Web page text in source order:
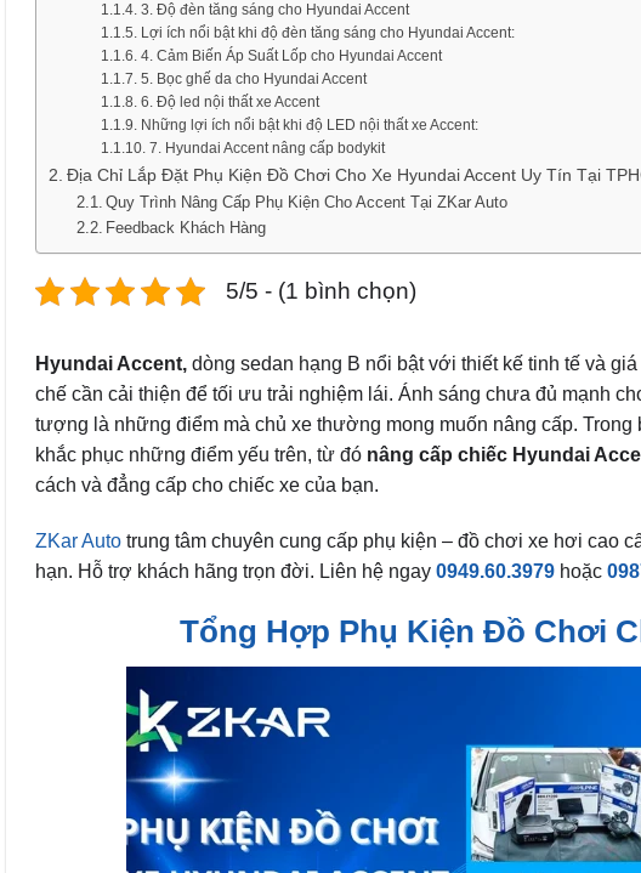
3. Độ đèn tăng sáng cho Hyundai Accent
Lợi ích nổi bật khi độ đèn tăng sáng cho Hyundai Accent:
4. Cảm Biến Áp Suất Lốp cho Hyundai Accent
5. Bọc ghế da cho Hyundai Accent
6. Độ led nội thất xe Accent
Những lợi ích nổi bật khi độ LED nội thất xe Accent:
7. Hyundai Accent nâng cấp bodykit
Địa Chỉ Lắp Đặt Phụ Kiện Đồ Chơi Cho Xe Hyundai Accent Uy Tín Tại
Quy Trình Nâng Cấp Phụ Kiện Cho Accent Tại ZKar Auto
Feedback Khách Hàng
5/5 - (1 bình chọn)
Hyundai Accent, dòng sedan hạng B nổi bật với thiết kế tinh tế và
chế cần cải thiện để tối ưu trải nghiệm lái. Ánh sáng chưa đủ mạnh
tượng là những điểm mà chủ xe thường mong muốn nâng cấp.
khắc phục những điểm yếu trên, từ đó nâng cấp chiếc Hyundai
cách và đẳng cấp cho chiếc xe của bạn.
ZKar Auto trung tâm chuyên cung cấp phụ kiện – đồ chơi xe hơi cao
hạn. Hỗ trợ khách hãng trọn đời. Liên hệ ngay 0949.60.3979 hoặc
Tổng Hợp Phụ Kiện Đồ Chơi